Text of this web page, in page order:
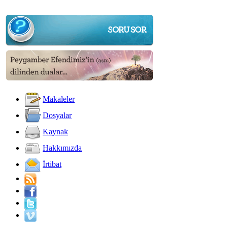
Makaleler
Dosyalar
Kaynak
Hakkımızda
İrtibat